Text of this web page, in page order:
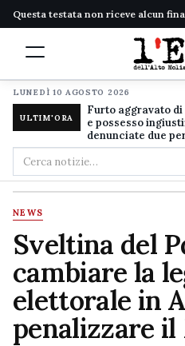
Questa testata non riceve alcun
LUNEDÌ 10 AGOSTO 2026
ULTIM'ORA
Furto aggravato
e possesso
denunciate due
Cerca
nel
sito
NEWS
Sveltina del
cambiare la
elettorale in
penalizzare il